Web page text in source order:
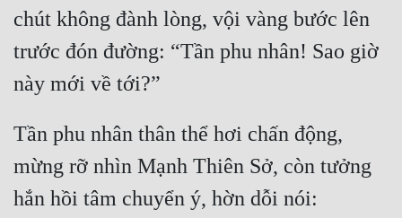
Đông Phương
Đồng Nhân
chút không đành lòng, vội vàng bước lên
trước đón đường: “Tần phu nhân! Sao giờ
Tần phu nhân thân thể hơi chấn động,
mừng rỡ nhìn Mạnh Thiên Sở, còn tưởng
hắn hồi tâm chuyển ý, hờn dỗi nói: